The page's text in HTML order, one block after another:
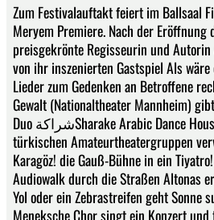
Zum Festivalauftakt feiert im Ballsaal
Meryem Premiere. Nach der
preisgekrönte Regisseurin und
von ihr inszenierten Gastspiel Als wäre
Lieder zum Gedenken an Betroffene
Gewalt (Nationaltheater Mannheim)
Duo شراكةSharake Arabic Dance House im Ballsaal. Die
türkischen Amateurtheatergruppen
Karagöz! die Gauß-Bühne in ein
Audiowalk durch die Straßen Altonas
Yol oder ein Zebrastreifen geht Sonne
Menekşche Chor singt ein Konzert